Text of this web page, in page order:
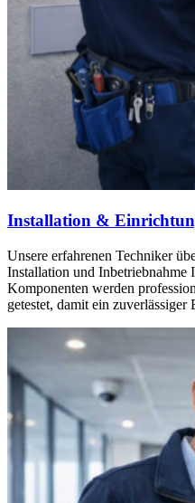
Installation &
Unsere erfahrenen Techniker
Installation und Inbetriebnahme
Komponenten werden
getestet, damit ein zuverlässiger